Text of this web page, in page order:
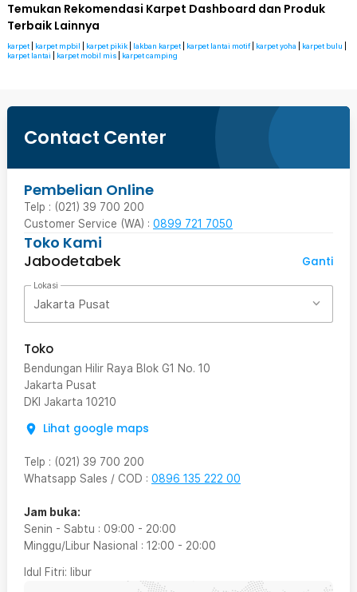
Temukan Rekomendasi Karpet Dashboard dan Produk
Terbaik Lainnya
karpet karpet mpbil karpet pikik lakban karpet karpet lantai motif| karpet yoha karpet bulu
karpet lantai
karpet mobil mis karpet camping
Contact Center
Pembelian Online
Telp : (021) 39 700 200
Customer Service (WA) : 0899 721 7050
Toko Kami
Jabodetabek
Ganti
Lokasi
Jakarta Pusat
Toko
Bendungan Hilir Raya Blok G1 No. 10
Jakarta Pusat
DKI Jakarta 10210
Lihat google maps
Telp : (021) 39 700 200
Whatsapp Sales / COD : 0896 135 222 00
Jam buka:
Senin - Sabtu : 09:00 - 20:00
Minggu/Libur Nasional : 12:00 - 20:00
Idul Fitri: libur